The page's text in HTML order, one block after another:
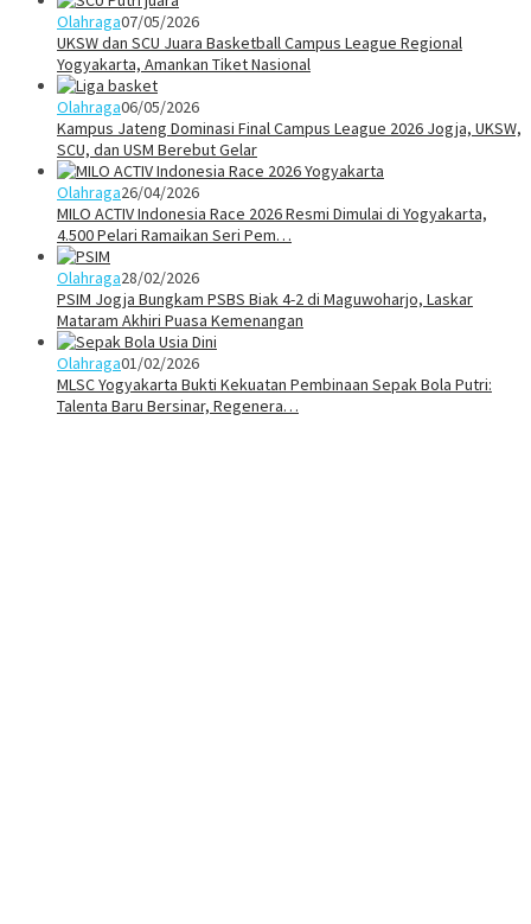
Olahraga07/05/2026
UKSW dan SCU Juara Basketball Campus League Regional
Yogyakarta, Amankan Tiket Nasional
Olahraga06/05/2026
Kampus Jateng Dominasi Final Campus League 2026 Jogja, UKSW,
SCU, dan USM Berebut Gelar
Olahraga26/04/2026
MILO ACTIV Indonesia Race 2026 Resmi Dimulai di Yogyakarta,
4.500 Pelari Ramaikan Seri Pem…
Olahraga28/02/2026
PSIM Jogja Bungkam PSBS Biak 4-2 di Maguwoharjo, Laskar
Mataram Akhiri Puasa Kemenangan
Olahraga01/02/2026
MLSC Yogyakarta Bukti Kekuatan Pembinaan Sepak Bola Putri:
Talenta Baru Bersinar, Regenera…